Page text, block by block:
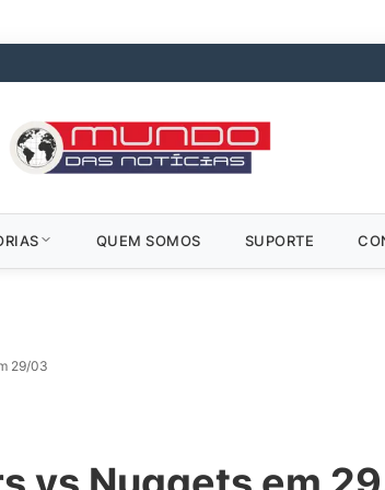
QUEM SOMOS SUPORTE
29/03